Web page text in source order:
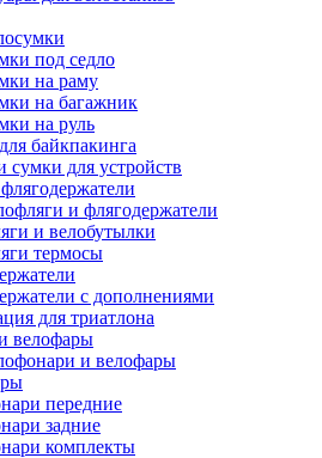
под седло
на раму
на багажник
на руль
байкпакинга
сумки для устройств
и флягодержатели
и велобутылки
термосы
с дополнениями
для триатлона
велофары
и велофары
передние
задние
комплекты